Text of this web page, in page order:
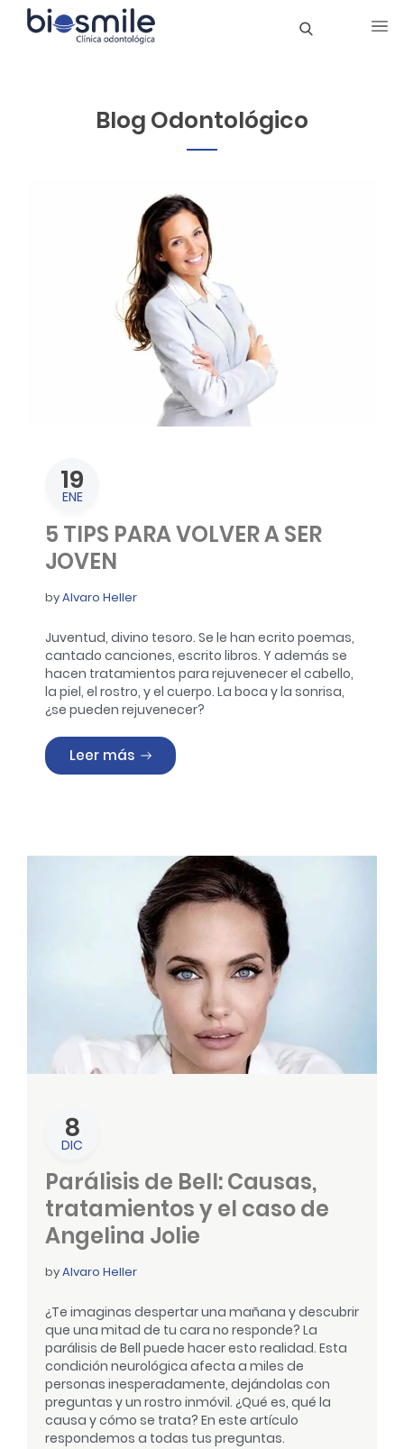
19
ENE
5 TIPS PARA VOLVER A SER
JOVEN
byAlvaro Heller
Juventud, divino tesoro. Se le han ecrito poemas,
cantado canciones, escrito libros. Y además se
hacen tratamientos para rejuvenecer el cabello,
la piel, el rostro, y el cuerpo. La boca y la sonrisa,
¿se pueden rejuvenecer?
Leer más«5 TIPS PARA VOLVER A SER JOVEN»
8
DIC
Parálisis de Bell: Causas,
tratamientos y el caso de
Angelina Jolie
byAlvaro Heller
¿Te imaginas despertar una mañana y descubrir
que una mitad de tu cara no responde? La
parálisis de Bell puede hacer esto realidad. Esta
condición neurológica afecta a miles de
personas inesperadamente, dejándolas con
preguntas y un rostro inmóvil. ¿Qué es, qué la
causa y cómo se trata? En este artículo
respondemos a todas tus preguntas.